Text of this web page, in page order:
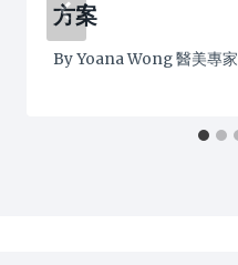
方案
ByYoana Wong 醫美專家